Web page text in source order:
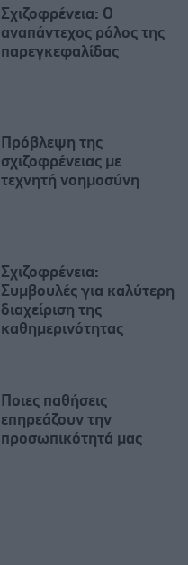
Σχιζοφρένεια: Ο
αναπάντεχος ρόλος της
παρεγκεφαλίδας
Πρόβλεψη της
σχιζοφρένειας με
τεχνητή νοημοσύνη
Σχιζοφρένεια:
Συμβουλές για καλύτερη
διαχείριση της
καθημερινότητας
Ποιες παθήσεις
επηρεάζουν την
προσωπικότητά μας